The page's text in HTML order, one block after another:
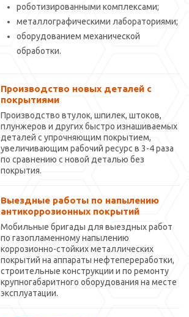
роботизированными комплексами;
металлографическими лабораториями;
оборудованием механической
обработки.
Производство новых деталей с
покрытиями
Производство втулок, шпилек, штоков,
плунжеров и других быстро изнашиваемых
деталей с упрочняющим покрытием,
увеличивающим рабочий ресурс в 3-4 раза
по сравнению с новой деталью без
покрытия.
Выездные работы по напылению
антикоррозионных покрытий
Мобильные бригады для выездных работ
по газопламенному напылению
коррозионно-стойких металлических
покрытий на аппараты нефтепереработки,
строительные конструкции и по ремонту
крупногабаритного оборудования на месте
эксплуатации.